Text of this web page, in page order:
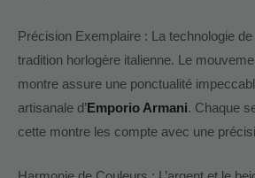
Précision Exemplaire : La technologie
tradition horlogère italienne. Le
montre assure une ponctualité
artisanale d’Emporio Armani. Chaque
cette montre les compte avec une